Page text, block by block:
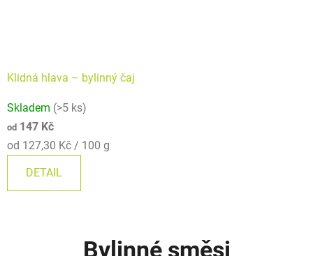
Klidná hlava –⁠⁠⁠⁠⁠ bylinný čaj
hodnocení
produktu
je
z
Skladem (>5 ks)
od 147 Kč
Měrná
od 127,30 Kč / 100 g
DETAIL
Bylinné směsi